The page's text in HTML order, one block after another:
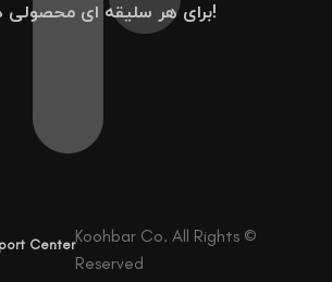
!برای هر سلیقه ای محصولی
© Koohbar Co. All Rights
Reserved
Center